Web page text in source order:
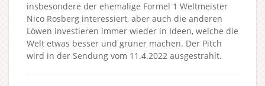
insbesondere der ehemalige Formel 1 Weltmeister
Nico Rosberg interessiert, aber auch die anderen
Löwen investieren immer wieder in Ideen, welche die
Welt etwas besser und grüner machen. Der Pitch
wird in der Sendung vom 11.4.2022 ausgestrahlt.